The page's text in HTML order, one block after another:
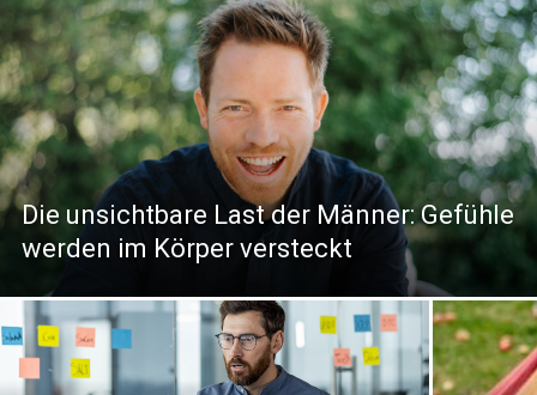
Die unsichtbare Last der Männer: Gefühle
werden im Körper versteckt